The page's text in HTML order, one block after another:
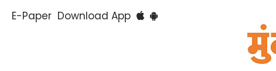
E-Paper Download App